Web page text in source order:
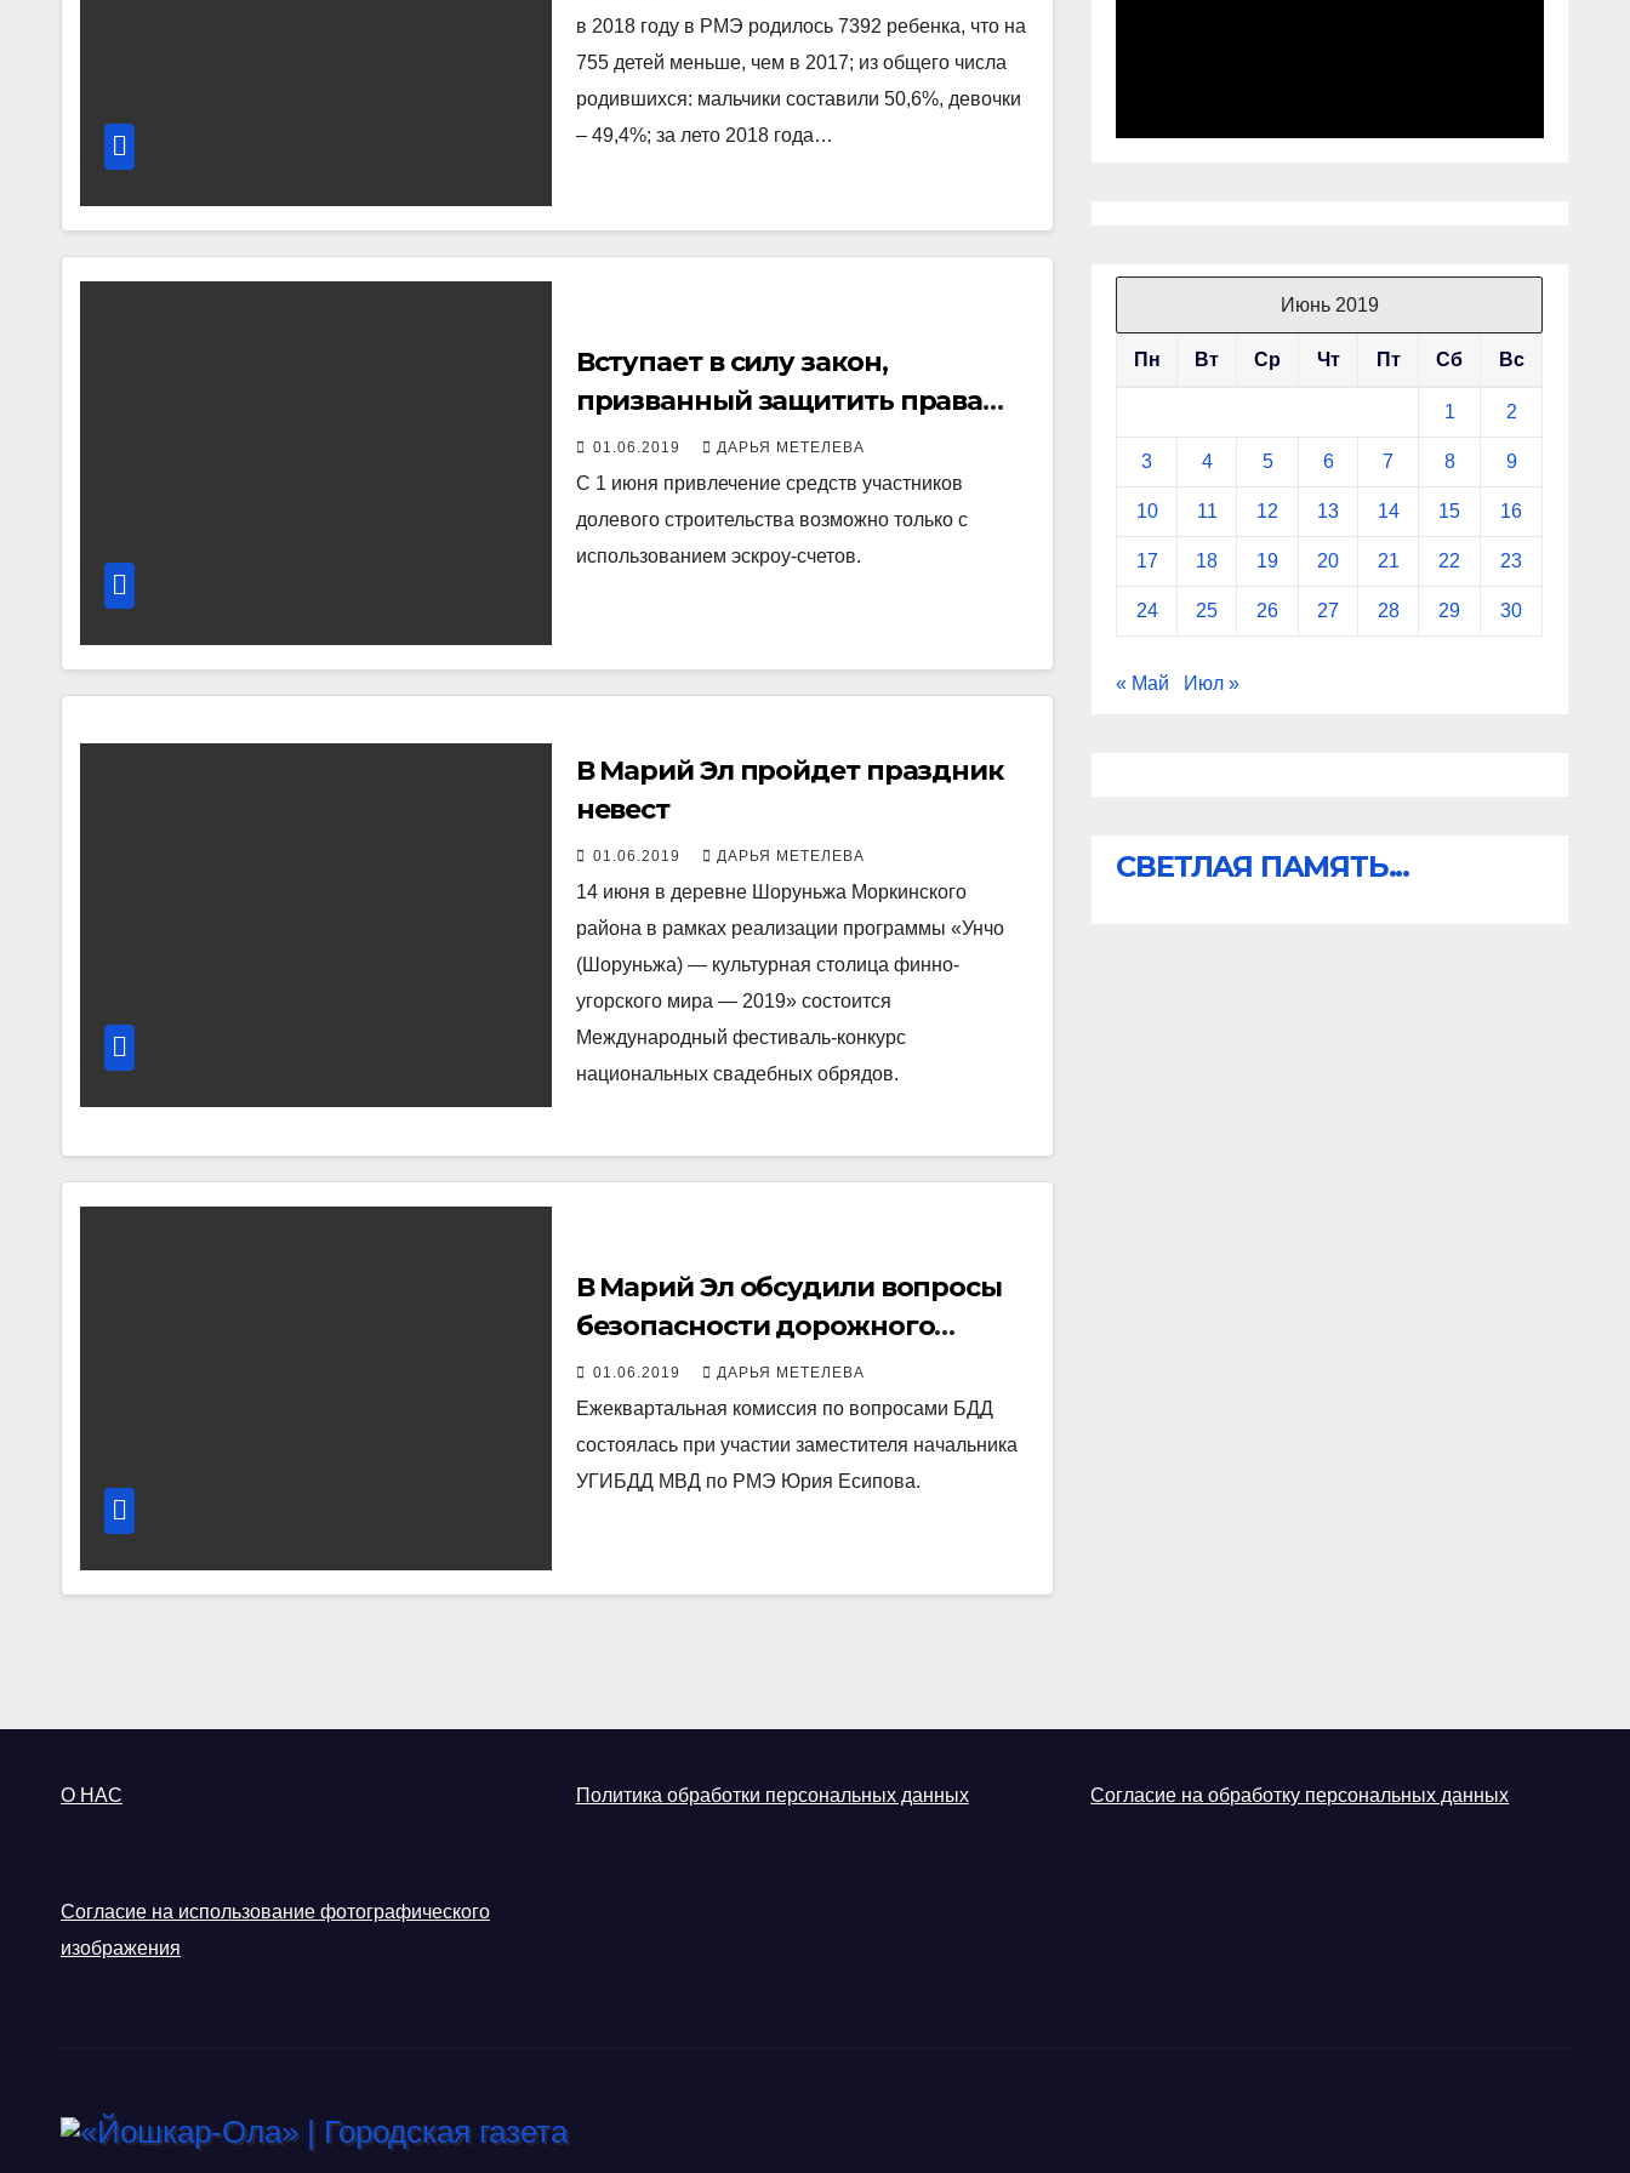
в 2018 году в РМЭ родилось 7392 ребенка, что на
755 детей меньше, чем в 2017; из общего числа
родившихся: мальчики составили 50,6%, девочки
– 49,4%; за лето 2018 года…
Вступает в силу закон,
призванный защитить права
дольщиков Марий Эл
01.06.2019 ДАРЬЯ МЕТЕЛЕВА
С 1 июня привлечение средств участников
долевого строительства возможно только с
использованием эскроу-счетов.
В Марий Эл пройдет праздник
невест
01.06.2019 ДАРЬЯ МЕТЕЛЕВА
14 июня в деревне Шоруньжа Моркинского
района в рамках реализации программы «Унчо
(Шоруньжа) — культурная столица финно-
угорского мира — 2019» состоится
Международный фестиваль-конкурс
национальных свадебных обрядов.
В Марий Эл обсудили вопросы
безопасности дорожного
движения
01.06.2019 ДАРЬЯ МЕТЕЛЕВА
Ежеквартальная комиссия по вопросами БДД
состоялась при участии заместителя начальника
УГИБДД МВД по РМЭ Юрия Есипова.
Июнь 2019
Пн Вт Ср Чт Пт Сб Вс
1 2
3 4 5 6 7 8 9
10 11 12 13 14 15 16
17 18 19 20 21 22 23
24 25 26 27 28 29 30
« Май Июл »
СВЕТЛАЯ ПАМЯТЬ...
О НАС Политика обработки персональных данных Согласие на обработку персональных данных
Согласие на использование фотографического
изображения